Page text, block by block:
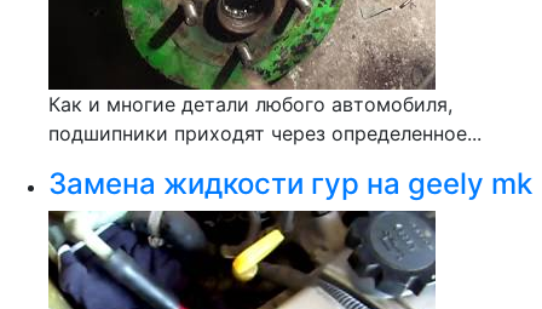
Как и многие детали любого автомобиля,
подшипники приходят через определенное...
Замена жидкости гур на geely mk